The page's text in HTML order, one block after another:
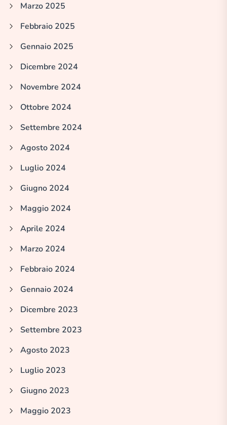
Marzo 2025
Febbraio 2025
Gennaio 2025
Dicembre 2024
Novembre 2024
Ottobre 2024
Settembre 2024
Agosto 2024
Luglio 2024
Giugno 2024
Maggio 2024
Aprile 2024
Marzo 2024
Febbraio 2024
Gennaio 2024
Dicembre 2023
Settembre 2023
Agosto 2023
Luglio 2023
Giugno 2023
Maggio 2023